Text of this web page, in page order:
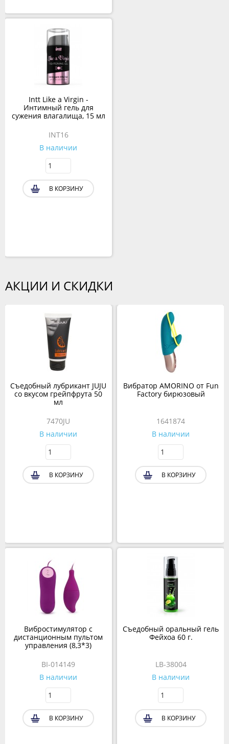
Intt Like a Virgin -
Интимный гель для
сужения влагалища, 15 мл
INT16
В наличии
В КОРЗИНУ
АКЦИИ И СКИДКИ
Съедобный лубрикант JUJU
со вкусом грейпфрута 50
мл
7470JU
В наличии
В КОРЗИНУ
Вибростимулятор с
дистанционным пультом
управления (8,3*3)
BI-014149
В наличии
В КОРЗИНУ
Вибратор AMORINO от Fun
Factory бирюзовый
1641874
В наличии
В КОРЗИНУ
Съедобный оральный гель
Фейхоа 60 г.
LB-38004
В наличии
В КОРЗИНУ